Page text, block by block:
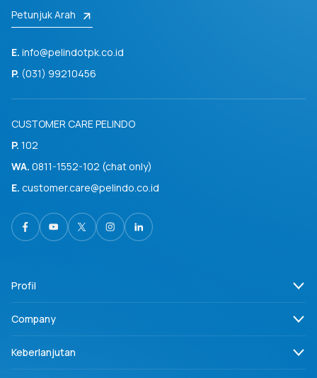
Petunjuk Arah
E. info@pelindotpk.co.id
P. (031) 99210456
CUSTOMER CARE PELINDO
P. 102
WA. 0811-1552-102 (chat only)
E. customer.care@pelindo.co.id
Profil
Company
Keberlanjutan